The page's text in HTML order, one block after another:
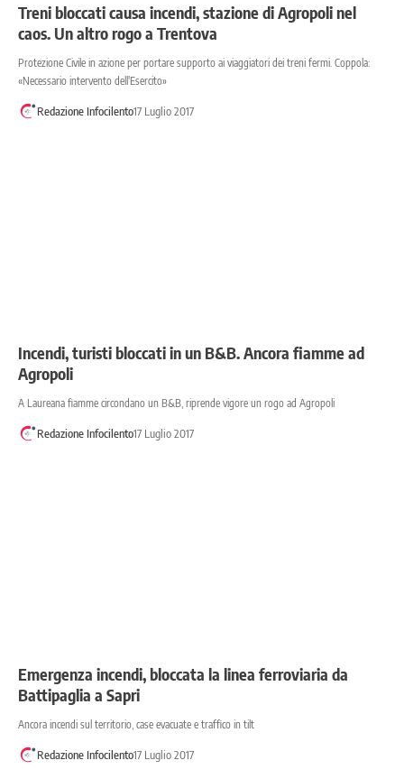
Treni bloccati causa incendi, stazione di Agropoli nel
caos. Un altro rogo a Trentova
Protezione Civile in azione per portare supporto ai viaggiatori dei treni fermi. Coppola:
«Necessario intervento dell'Esercito»
Redazione Infocilento17 Luglio 2017
Incendi, turisti bloccati in un B&B. Ancora fiamme ad
Agropoli
A Laureana fiamme circondano un B&B, riprende vigore un rogo ad Agropoli
Redazione Infocilento17 Luglio 2017
Emergenza incendi, bloccata la linea ferroviaria da
Battipaglia a Sapri
Ancora incendi sul territorio, case evacuate e traffico in tilt
Redazione Infocilento17 Luglio 2017